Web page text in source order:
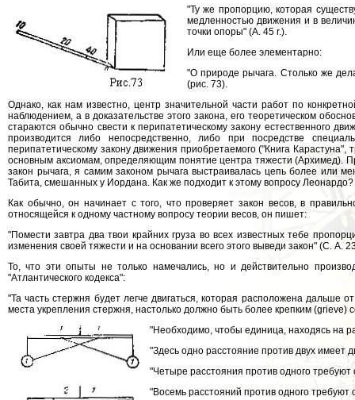
"Ту же пропорцию, которая
медленностью движения и в
точки опоры" (А. 45 r.).
Или еще более элементарно:
"О природе рычага. Столько же
(рис. 73).
Однако, как нам известно, центр значительной части работ по
наблюдением, а в доказательстве этого закона, его теоретическом
стараются обычно свести к перипатетическому закону естественного
производится либо непосредственно, либо при посредстве
перипатетическому закону движения приобретаемого ("Книга
основным аксиомам, определяющим понятие центра тяжести (Архимед).
закон рычага, я самим законом рычага выстраивалась цепь более или
Табита, смешанных у Иордана. Как же подходит к этому вопросу Леонардо?
Как обычно, он начинает с того, что проверяет закон весов, в
относящейся к одному частному вопросу теории весов, он пишет:
"Помести завтра два твои крайних груза во всех известных тебе
изменения своей тяжести и на основании всего этого выведи закон" (С. А.
То, что эти опыты не только намечались, но и действительно
"Атлантического кодекса":
"Та часть стержня будет легче двигаться, которая расположена дальше
места укрепления стержня, настолько должно быть более крепким (grieve)
"Необходимо, чтобы единица, находясь на
"Здесь одно расстояние против двух имеет
"Четыре расстояния против одного требуют
"Восемь расстояний против одного требуют